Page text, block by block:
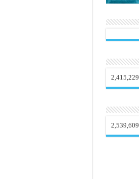
2,415,229
2,539,609